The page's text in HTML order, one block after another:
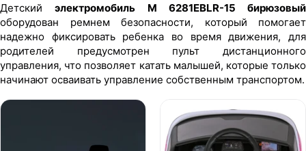
Детскийэлектромобиль M 6281EBLR-15 бирюзовый
оборудован ремнем безопасности, который помогает
надежно фиксировать ребенка во время движения, для
родителей предусмотрен пульт дистанционного
управления, что позволяет катать малышей, которые только
начинают осваивать управление собственным транспортом.